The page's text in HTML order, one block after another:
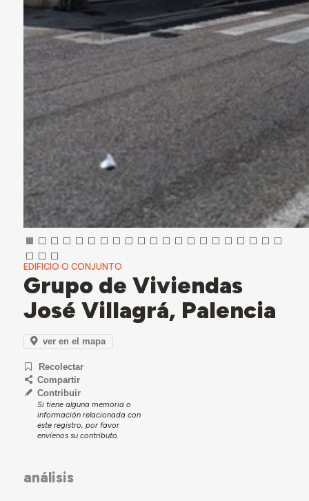
EDIFICIO O CONJUNTO
Grupo de Viviendas
José Villagrá, Palencia
ver en el mapa
Recolectar
Compartir
Contribuir
Si tiene alguna memoria o
información relacionada con
este registro, por favor
envíenos su contributo.
análisis